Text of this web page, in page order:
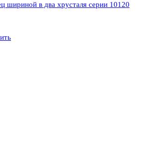
шириной в два хрусталя серии 10120